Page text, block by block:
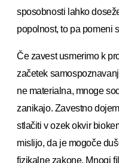
sposobnosti lahko
popolnost, to pa pomeni
Če zavest usmerimo k
začetek
ne materialna, mnoge
zanikajo. Zavestno
stlačiti v ozek okvir
mislijo, da je mogoče
fizikalne zakone. Mnogi